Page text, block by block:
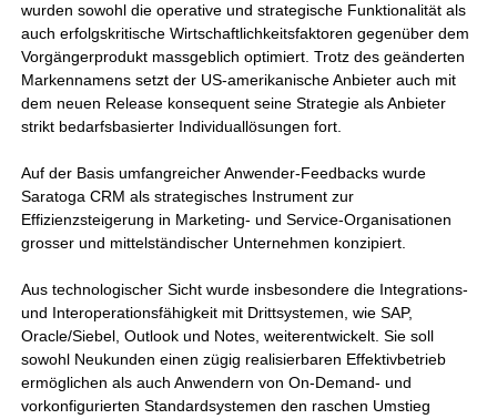
wurden sowohl die operative und strategische Funktionalität als
auch erfolgskritische Wirtschaftlichkeitsfaktoren gegenüber dem
Vorgängerprodukt massgeblich optimiert. Trotz des geänderten
Markennamens setzt der US-amerikanische Anbieter auch mit
dem neuen Release konsequent seine Strategie als Anbieter
strikt bedarfsbasierter Individuallösungen fort.
Auf der Basis umfangreicher Anwender-Feedbacks wurde
Saratoga CRM als strategisches Instrument zur
Effizienzsteigerung in Marketing- und Service-Organisationen
grosser und mittelständischer Unternehmen konzipiert.
Aus technologischer Sicht wurde insbesondere die Integrations-
und Interoperationsfähigkeit mit Drittsystemen, wie SAP,
Oracle/Siebel, Outlook und Notes, weiterentwickelt. Sie soll
sowohl Neukunden einen zügig realisierbaren Effektivbetrieb
ermöglichen als auch Anwendern von On-Demand- und
vorkonfigurierten Standardsystemen den raschen Umstieg